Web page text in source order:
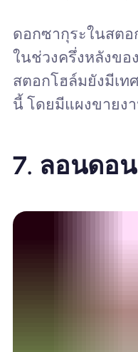
ดอกซากุระในสต
ในช่วงครึ่งหลังขอ
สตอกโฮล์มยังมีเ
นี้ โดยมีแผงขายง
7. ลอนดอ